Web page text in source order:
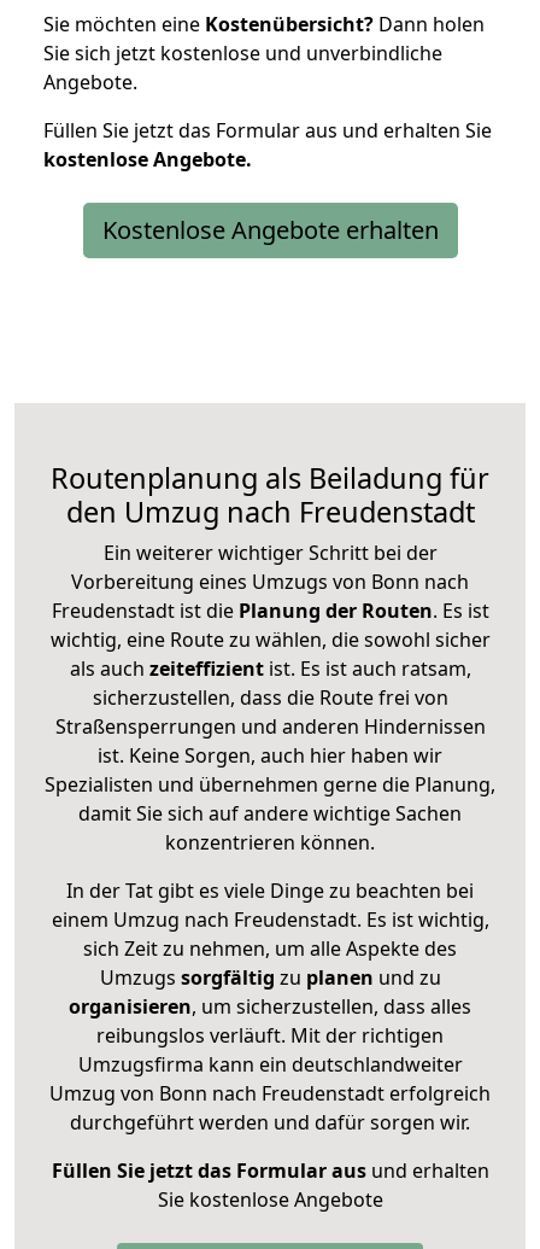
Sie möchten eine Kostenübersicht? Dann holen
Sie sich jetzt kostenlose und unverbindliche
Angebote.
Füllen Sie jetzt das Formular aus und erhalten Sie
kostenloseAngebote.
Kostenlose Angebote erhalten
Routenplanung als Beiladung für
den Umzug nach Freudenstadt
Ein weiterer wichtiger Schritt bei der
Vorbereitung eines Umzugs von Bonn nach
Freudenstadt ist diePlanung der Routen. Es ist
wichtig, eine Route zu wählen, die sowohl sicher
als auch zeiteffizientist. Es ist auch ratsam,
sicherzustellen, dass die Route frei von
Straßensperrungen und anderen Hindernissen
ist. Keine Sorgen, auch hier haben wir
Spezialisten und übernehmen gerne die Planung,
damit Sie sich auf andere wichtige Sachen
konzentrieren können.
In der Tat gibt es viele Dinge zu beachten bei
einem Umzug nach Freudenstadt. Es ist wichtig,
sich Zeit zu nehmen, um alle Aspekte des
Umzugs sorgfältig zu planen und zu
organisieren, um sicherzustellen, dass alles
reibungslos verläuft. Mit der richtigen
Umzugsfirma kann ein deutschlandweiter
Umzug von Bonn nach Freudenstadt erfolgreich
durchgeführt werden und dafür sorgen wir.
Füllen Sie jetzt das Formular ausund erhalten
Sie kostenlose Angebote